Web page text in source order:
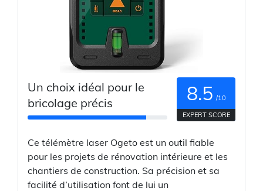
Un choix idéal pour le
bricolage précis
8.5 /10
EXPERT SCORE
Ce télémètre laser Ogeto est un outil fiable
pour les projets de rénovation intérieure et les
chantiers de construction. Sa précision et sa
facilité d’utilisation font de lui un